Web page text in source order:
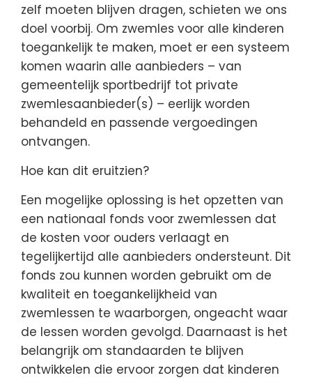
zelf moeten blijven dragen, schieten we ons
doel voorbij. Om zwemles voor alle kinderen
toegankelijk te maken, moet er een systeem
komen waarin alle aanbieders – van
gemeentelijk sportbedrijf tot private
zwemlesaanbieder(s) – eerlijk worden
behandeld en passende vergoedingen
ontvangen.
Hoe kan dit eruitzien?
Een mogelijke oplossing is het opzetten van
een nationaal fonds voor zwemlessen dat
de kosten voor ouders verlaagt en
tegelijkertijd alle aanbieders ondersteunt. Dit
fonds zou kunnen worden gebruikt om de
kwaliteit en toegankelijkheid van
zwemlessen te waarborgen, ongeacht waar
de lessen worden gevolgd. Daarnaast is het
belangrijk om standaarden te blijven
ontwikkelen die ervoor zorgen dat kinderen